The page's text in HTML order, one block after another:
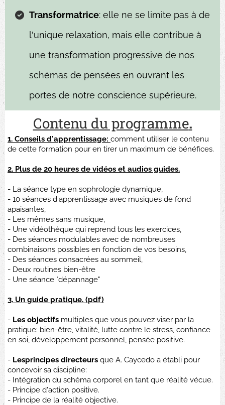
Transformatrice: elle ne se limite pas à de
l'unique relaxation, mais elle contribue à
une transformation progressive de nos
schémas de pensées en ouvrant les
portes de notre conscience supérieure.
Contenu du programme.
1. Conseils d'apprentissage: comment utiliser le contenu
de cette formation pour en tirer un maximum de bénéfices.
2. Plus de 20 heures de vidéos et audios guides.
- La séance type en sophrologie dynamique,
- 10 séances d'apprentissage avec musiques de fond
apaisantes,
- Les mêmes sans musique,
- Une vidéothèque qui reprend tous les exercices,
- Des séances modulables avec de nombreuses
combinaisons possibles en fonction de vos besoins,
- Des séances consacrées au sommeil,
- Deux routines bien-être
- Une séance "dépannage"
3. Un guide pratique. (pdf)
- Les objectifs multiples que vous pouvez viser par la
pratique: bien-être, vitalité, lutte contre le stress, confiance
en soi, développement personnel, pensée positive.
- Lesprincipes directeurs que A. Caycedo a établi pour
concevoir sa discipline:
- Intégration du schéma corporel en tant que réalité vécue.
- Principe d'action positive.
- Principe de la réalité objective.